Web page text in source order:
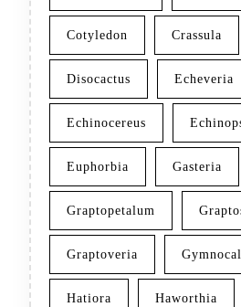
Cotyledon Crassula
Disocactus Echeveria
Echinocereus
Euphorbia Gasteria
Graptopetalum
Graptoveria
Hatiora Haworthia